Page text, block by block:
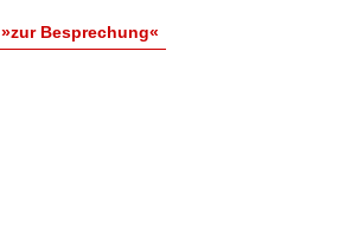
»zur Besprechung«